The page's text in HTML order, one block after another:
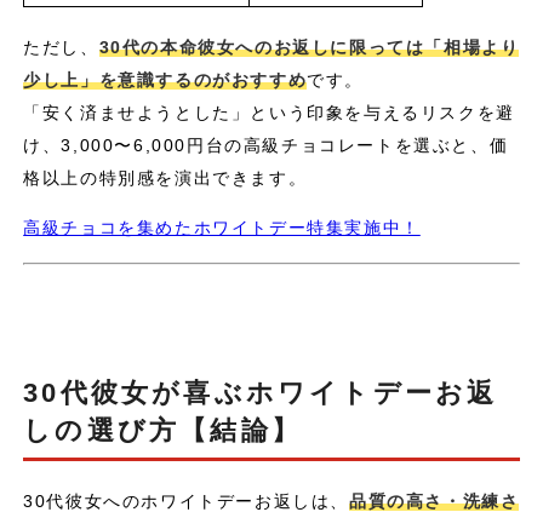
ただし、 30代の本命彼女へのお返しに限っては「相場より
少し上」を意識するのがおすすめです。
「安く済ませようとした」という印象を与えるリスクを避
け、3,000〜6,000円台の高級チョコレートを選ぶと、価
格以上の特別感を演出できます。
高級チョコを集めたホワイトデー特集実施中！
30代彼女が喜ぶホワイトデーお返
しの選び方【結論】
30代彼女へのホワイトデーお返しは、 品質の高さ・洗練さ